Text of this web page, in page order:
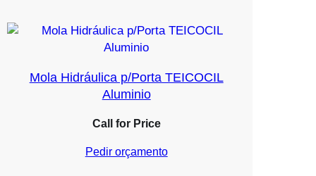
Mola Hidráulica p/Porta TEICOCIL
Aluminio
Call for Price
Pedir orçamento